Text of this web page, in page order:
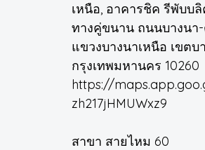
เหนือ, อาคารชิค รีพับบลิ
ทางคู่ขนาน ถนนบางนา
แขวงบางนาเหนือ เขตบ
กรุงเทพมหานคร 10260
https://
zh217jHMUWxz9
สาขา สายไหม 60